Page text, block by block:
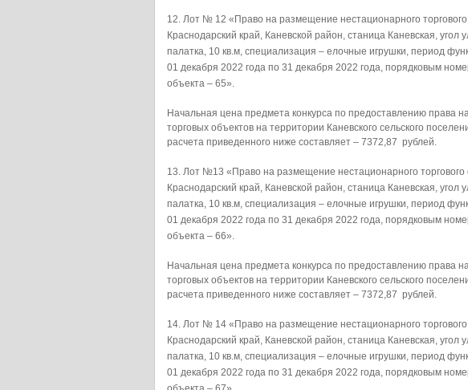
Лот № 12 «Право на размещение нестационарного
Краснодарский край, Каневской район, станица Каневская, угол
палатка, 10 кв.м, специализация – елочные игрушки,
01 декабря 2022 года по 31 декабря 2022 года, порядковым
объекта – 65».
Начальная цена предмета конкурса по предоставлению права
торговых объектов на территории Каневского сельского
расчета приведенного ниже составляет – 7372,87 рублей.
Лот №13 «Право на размещение нестационарного
Краснодарский край, Каневской район, станица Каневская, угол
палатка, 10 кв.м, специализация – елочные игрушки,
01 декабря 2022 года по 31 декабря 2022 года, порядковым
объекта – 66».
Начальная цена предмета конкурса по предоставлению права
торговых объектов на территории Каневского сельского
расчета приведенного ниже составляет – 7372,87 рублей.
Лот № 14 «Право на размещение нестационарного
Краснодарский край, Каневской район, станица Каневская, угол
палатка, 10 кв.м, специализация – елочные игрушки,
01 декабря 2022 года по 31 декабря 2022 года, порядковым